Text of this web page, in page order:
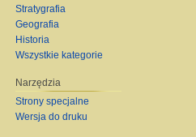
Stratygrafia
Geografia
Historia
Wszystkie kategorie
Narzędzia
Strony specjalne
Wersja do druku